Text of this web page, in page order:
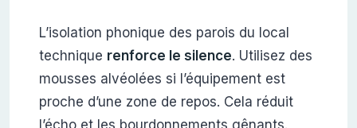
L’isolation phonique des parois du local
technique renforce le silence. Utilisez des
mousses alvéolées si l’équipement est
proche d’une zone de repos. Cela réduit